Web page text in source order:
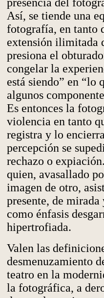
presencia del
Así, se tiende una
fotografía, en tanto
extensión ilimitada
presiona el
congelar la
está siendo” en “lo
algunos
Es entonces la
violencia en tanto
registra y lo
percepción se
rechazo o
quien, avasallado
imagen de otro,
presente, de
como énfasis
hipertrofiada.
Valen las
desmenuzamiento
teatro en la
la fotográfica, a